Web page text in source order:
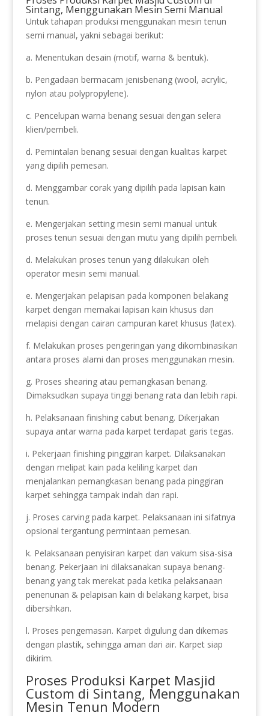
Sintang, Menggunakan Mesin Semi Manual
Untuk tahapan produksi menggunakan mesin tenun
semi manual, yakni sebagai berikut:
a. Menentukan desain (motif, warna & bentuk).
b. Pengadaan bermacam jenisbenang (wool, acrylic,
nylon atau polypropylene).
c. Pencelupan warna benang sesuai dengan selera
klien/pembeli.
d. Pemintalan benang sesuai dengan kualitas karpet
yang dipilih pemesan.
d. Menggambar corak yang dipilih pada lapisan kain
tenun.
e. Mengerjakan setting mesin semi manual untuk
proses tenun sesuai dengan mutu yang dipilih pembeli.
d. Melakukan proses tenun yang dilakukan oleh
operator mesin semi manual.
e. Mengerjakan pelapisan pada komponen belakang
karpet dengan memakai lapisan kain khusus dan
melapisi dengan cairan campuran karet khusus (latex).
f. Melakukan proses pengeringan yang dikombinasikan
antara proses alami dan proses menggunakan mesin.
g. Proses shearing atau pemangkasan benang.
Dimaksudkan supaya tinggi benang rata dan lebih rapi.
h. Pelaksanaan finishing cabut benang. Dikerjakan
supaya antar warna pada karpet terdapat garis tegas.
i. Pekerjaan finishing pinggiran karpet. Dilaksanakan
dengan melipat kain pada keliling karpet dan
menjalankan pemangkasan benang pada pinggiran
karpet sehingga tampak indah dan rapi.
j. Proses carving pada karpet. Pelaksanaan ini sifatnya
opsional tergantung permintaan pemesan.
k. Pelaksanaan penyisiran karpet dan vakum sisa-sisa
benang. Pekerjaan ini dilaksanakan supaya benang-
benang yang tak merekat pada ketika pelaksanaan
penenunan & pelapisan kain di belakang karpet, bisa
dibersihkan.
l. Proses pengemasan. Karpet digulung dan dikemas
dengan plastik, sehingga aman dari air. Karpet siap
dikirim.
Proses Produksi Karpet Masjid
Custom di Sintang, Menggunakan
Mesin Tenun Modern